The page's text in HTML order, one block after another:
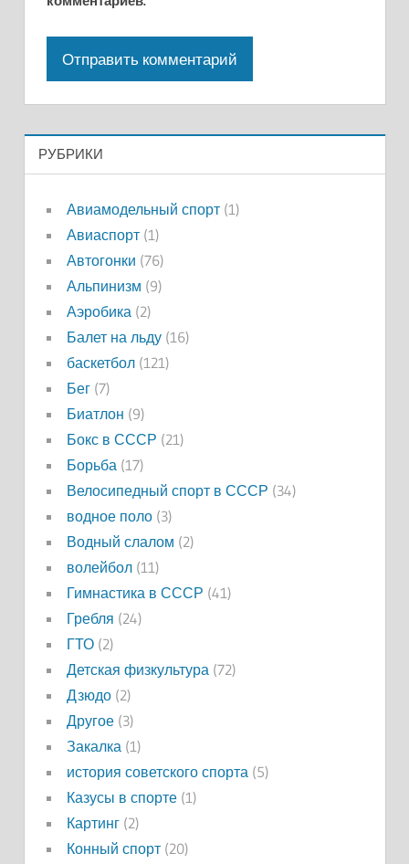
РУБРИКИ
Авиамодельный спорт(1)
Авиаспорт(1)
Автогонки (76)
Альпинизм (9)
Аэробика(2)
Балет на льду(16)
баскетбол(121)
Бег(7)
Биатлон (9)
Бокс в СССР (21)
Борьба(17)
Велосипедный спорт в СССР (34)
водное поло(3)
Водный слалом (2)
волейбол(11)
Гимнастика в СССР (41)
Гребля (24)
ГТО(2)
Детская физкультура(72)
Дзюдо(2)
Другое(3)
Закалка(1)
история советского спорта(5)
Казусы в спорте(1)
Картинг(2)
Конный спорт(20)